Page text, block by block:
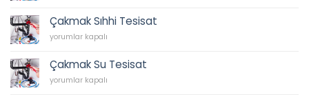
62
45.
için
Sıhhi
Tesisat
için
Çakmak Sıhhi Tesisat
Çakmak
Tesisat
için
yorumlar kapalı
Çakmak Su Tesisat
Çakmak
yorumlar kapalı